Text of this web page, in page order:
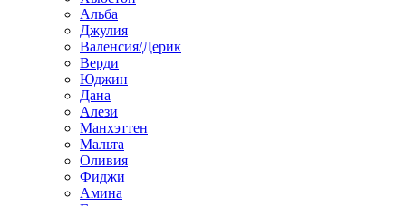
Альба
Джулия
Валенсия/Дерик
Верди
Юджин
Дана
Алези
Манхэттен
Мальта
Оливия
Фиджи
Амина